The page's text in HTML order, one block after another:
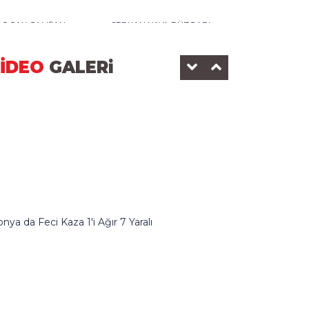
OCAK ÇALIŞAN
SERKAN KAYA RÜZGARI
GALERi
da Feci Kaza 1'i Ağır 7 Yaralı